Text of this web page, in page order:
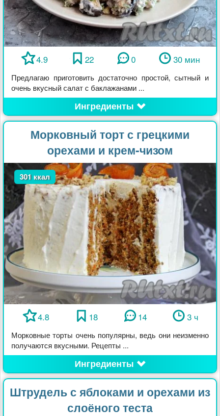
4.9 22 0 30 мин
Предлагаю приготовить достаточно простой, сытный и
очень вкусный салат с баклажанами ...
Ингредиенты
Морковный торт с грецкими
орехами и крем-чизом
301 ккал
4.8 18 14 3 ч
Морковные торты очень популярны, ведь они неизменно
получаются вкусными. Рецепты ...
Ингредиенты
Штрудель с яблоками и орехами из
слоёного теста